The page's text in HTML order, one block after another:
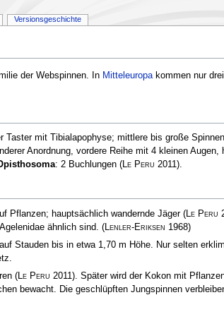
der Webspinnen. In Mitteleuropakommen nur
Taster mit Tibialapophyse; mittlere bis große
Anordnung, vordere Reihe mit 4 kleinen Augen,
: 2 Buchlungen (Le Peru 2011).
Pflanzen; hauptsächlich wandernde Jäger (Le Peru
ähnlich sind. (Lenler-Eriksen 1968)
Stauden bis in etwa 1,70 m Höhe. Nur selten
(Le Peru 2011). Später wird der Kokon mit
bewacht. Die geschlüpften Jungspinnen
Versionsgeschichte